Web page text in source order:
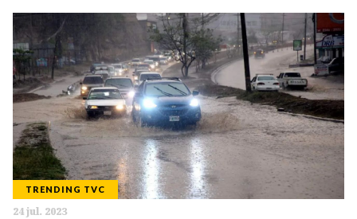
TRENDING TVC
24 jul. 2023